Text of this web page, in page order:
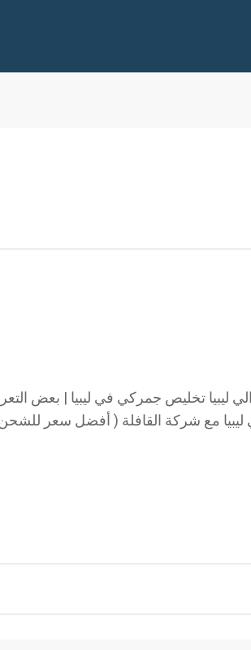
ليبيا تخليص جمركي في ليبيا | بعض
ليبيا مع شركة القافلة ( أفضل سعر